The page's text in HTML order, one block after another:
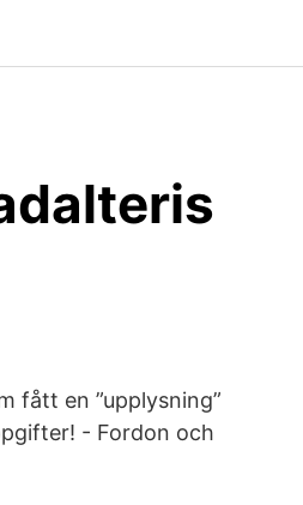
fått en ”upplysning”
- Fordon och